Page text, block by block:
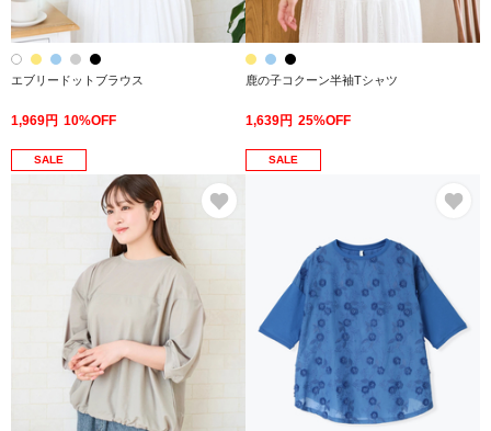
エブリードットブラウス
1,969円 10%OFF
鹿の子コクーン半袖Tシャツ
1,639円 25%OFF
SALE SALE